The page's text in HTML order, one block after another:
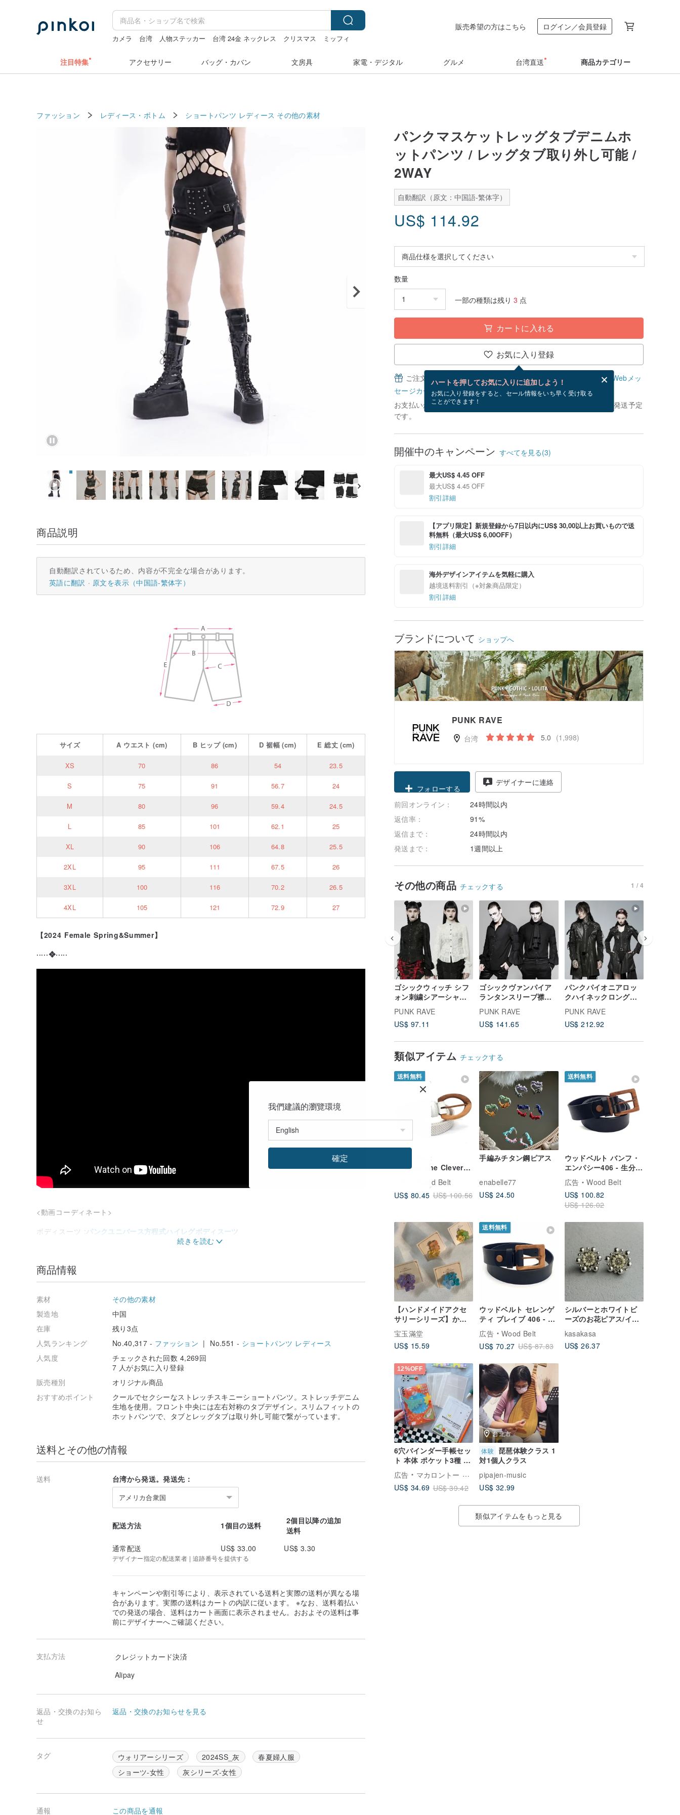
カメラ 台湾 人物ステッカー 台湾 24金 ネックレス クリスマス
ミッフィ
販売希望の方はこちら ログイン／会員登録
注目特集 アクセサリー バッグ・カバン 文房具 家電・デジタル グルメ 台湾直送 商品カテゴリー
ファッション レディース・ボトム ショートパンツ レディース その他の素材
パンクマスケットレッグタブデニムホ
ットパンツ / レッグタブ取り外し可能 /
2WAY
自動翻訳（原文：中国語-繁体字）
US$ 114.92
数量
一部の種類は残り 3 点
カートに入れる
お気に入り登録
ハートを押してお気に入りに追加しよう！
お気に入り登録をすると、セール情報をいち早く受け取る
ことができます！
ご注文完了後、無料でWebメッセージカードを作成できます。
Webメッ
セージカードとは？
お支払いが確認できてから、ショップの休日を除く 5 営業日以内に発送予定
です。
開催中のキャンペーン すべてを見る(3)
最大US$ 4.45 OFF
最大US$ 4.45 OFF
割引詳細
【アプリ限定】新規登録から7日以内にUS$ 30,00以上お買いもので送
料無料（最大US$ 6,00OFF）
割引詳細
海外デザインアイテムを気軽に購入
越境送料割引（※対象商品限定）
割引詳細
ブランドについて ショップへ
PUNK RAVE
台湾 5.0 (1,998)
フォローする
デザイナーに連絡
前回オンライン：
24時間以内
返信率：
91%
返信まで：
24時間以内
発送まで：
1週間以上
その他の商品 チェックする 1 / 4
ゴシックウィッチ シフ
ォン刺繍シアーシャツ -
ブラック / ホワイト
PUNK RAVE
US$ 97.11
ゴシックヴァンパイア
ランタンスリーブ襟飾
りシャツ / 襟飾り取り
外し可能 / ゆったりと
したシルエット
PUNK RAVE
US$ 141.65
パンクパイオニアロッ
クハイネックロングコ
ート - レッド / ブラッ
ク / カップルモデル /
フェイクツーピースデ
PUNK RAVE
US$ 212.92
類似アイテム チェックする
送料無料
Wood Belt
Yellowstone Clever
317 - クルミ材 ホワイ
ト編み込みコットンベ
ルト
Wood Belt
US$ 80.45 US$ 100.56
手編みチタン鋼ピアス
enabelle77
US$ 24.50
送料無料
ウッドベルト バンフ・
エンパシー406 - 生分解
性ウォールナットウッ
ド ブラックレザーベル
ト
広告
Wood Belt
US$ 100.82
US$ 126.02
【ハンドメイドアクセ
サリーシリーズ】かぎ
針編み 紫陽花 あじさい
イヤーカフ イヤリング
宝玉滿堂
US$ 15.59
送料無料
ウッドベルト セレンゲ
ティ ブレイブ 406 - ウ
ォールナットウッド ブ
ラック スプリットレザ
ー ベルト
広告
Wood Belt
US$ 70.27 US$ 87.83
シルバーとホワイトビ
ーズのお花ピアス/イヤ
kasakasa
US$ 26.37
12%OFF
6穴バインダー手帳セッ
ト 本体 ポケット3種 ウ
ィークリー
広告
マカロントー 馬卡龍腳趾
US$ 34.69 US$ 39.42
台北市
体験 琵琶体験クラス 1
対1個人クラス
pipajen-music
US$ 32.99
類似アイテムをもっと見る
商品説明
自動翻訳されているため、内容が不完全な場合があります。
英語に翻訳
原文を表示（中国語-繁体字）
サイズ A ウエスト (cm) B ヒップ(cm) D裾幅(cm) E総丈(cm)
XS 70 86 54 23.5
S 75 91 56.7 24
M 80 96 59.4 24.5
L 85 101 62.1 25
XL 90 106 64.8 25.5
2XL 95 111 67.5 26
3XL 100 116 70.2 26.5
4XL 105 121 72.9 27
【2024 Female Spring&Summer】
·····❖·····
<動画コーディネート>
ボディスーツ :パンクユニバース方程式ハイレグボディスーツ
ベスト :パンクタイムトラベラーメッシュストライプショートベスト
アームリング :ウェイストランドウィザードヒーリングマジックアームリング
ショートパンツ : パンクマスケットレッグタブデニムホットパンツ
コルセット :
パンクヒーロージャーニーバットトーテムコルセット
<モデル情報>
バスト:81cm
ウエスト:60cm
▸▸▸モデル着用サイズ:XS
Stretch tight shorts
ストレッチデニム生地を使用
スリムフィットのホットパンツで、タブとレッグタブは取り外し可能で繋がっています
Slim fit hot girl's shorts and movable tabs which are connected to the leg tabs
.......................................
No DEPRESSED Never SLAVISH
衣服の儀式を通じて、都市の暗流に潜む魔女を啓蒙し、発見する。
PUNK RAVEは、クラシックなゴシックロマン主義と反抗的なパンクの不屈の精神を織り交ぜ、現
代的な象徴的背景と組み合わせることで、個性豊かな異教徒ファッションをデザインしています。
す。自分を抑圧せず、大衆に盲従しない、それがPUNK RAVEの態度です！」—— デザインディレ
↟ オリジナルデザイン
定、パターン作成、撮影まで、すべてチームが何度も議論を重ねて作り上げています。各作品は時
間の試練を経ており、細部に至るまで真心を込めています。私たちはあらゆる可能性を試すことを
恐れません。何かご提案があれば、お気軽にお知らせください。
商品は少量生産のため、完売や製作中などの特別な状況が発生した場合は、速やかにご連絡いたし
商品情報
素材
その他の素材
製造地
中国
在庫
残り3点
人気ランキング
No.40,317 - ファッション | No.551 - ショートパンツ レディース
人気度
チェックされた回数 4,269回
7 人がお気に入り登録
販売種別
オリジナル商品
おすすめポイント
クールでセクシーなストレッチスキニーショートパンツ。ストレッチデニム
生地を使用。フロント中央には左右対称のタブデザイン。スリムフィットの
ホットパンツで、タブとレッグタブは取り外し可能で繋がっています。
送料とその他の情報
送料 台湾から発送。発送先：
アメリカ合衆国
配送方法 1個目の送料
2個目以降の追加
送料
通常配送
US$ 33.00 US$ 3.30
デザイナー指定の配送業者 | 追跡番号を提供する
キャンペーンや割引等により、表示されている送料と実際の送料が異なる場
合があります。実際の送料はカートの内訳に従います。 ※なお、送料着払い
での発送の場合、送料はカート画面に表示されません。おおよその送料は事
前にデザイナーへご確認ください。
支払方法
クレジットカード決済
Alipay
返品・交換のお知ら
せ
返品・交換のお知らせを見る
タグ ウォリアーシリーズ 2024SS_灰
春夏婦人服
ショーツ-女性
灰シリーズ-女性
通報 この商品を通報
我們建議的瀏覽環境
確定